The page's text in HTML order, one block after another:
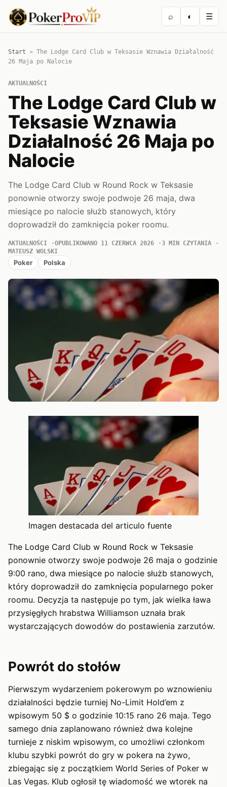
⌕ ◐ ☰
Start » The Lodge Card Club w Teksasie Wznawia Działalność
26 Maja po Nalocie
AKTUALNOŚCI
The Lodge Card Club w
Teksasie Wznawia
Działalność 26 Maja po
Nalocie
The Lodge Card Club w Round Rock w Teksasie
ponownie otworzy swoje podwoje 26 maja, dwa
miesiące po nalocie służb stanowych, który
doprowadził do zamknięcia poker roomu.
AKTUALNOŚCI OPUBLIKOWANO 11 CZERWCA 2026
3 MIN CZYTANIA
MATEUSZ WOLSKI
Poker Polska
Imagen destacada del articulo fuente
The Lodge Card Club w Round Rock w Teksasie
ponownie otworzy swoje podwoje 26 maja o godzinie
9:00 rano, dwa miesiące po nalocie służb stanowych,
który doprowadził do zamknięcia popularnego poker
roomu. Decyzja ta następuje po tym, jak wielka ława
przysięgłych hrabstwa Williamson uznała brak
wystarczających dowodów do postawienia zarzutów.
Powrót do stołów
Pierwszym wydarzeniem pokerowym po wznowieniu
działalności będzie turniej No-Limit Hold’em z
wpisowym 50 $ o godzinie 10:15 rano 26 maja. Tego
samego dnia zaplanowano również dwa kolejne
turnieje z niskim wpisowym, co umożliwi członkom
klubu szybki powrót do gry w pokera na żywo,
zbiegając się z początkiem World Series of Poker w
Las Vegas. Klub ogłosił tę wiadomość we wtorek na